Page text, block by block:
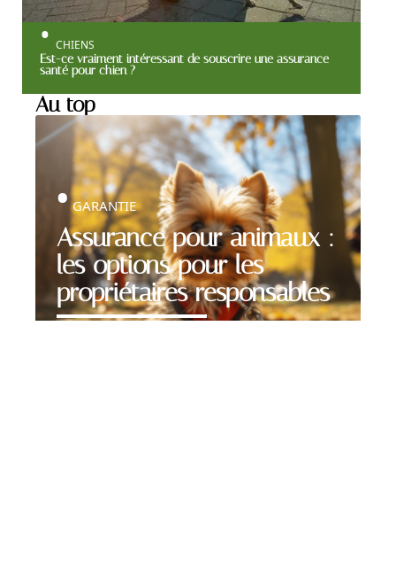
CHIENS
Est-ce vraiment intéressant de souscrire une assurance
santé pour chien ?
Au top
Assurance pour animaux :
les options pour les
propriétaires responsables
GARANTIE